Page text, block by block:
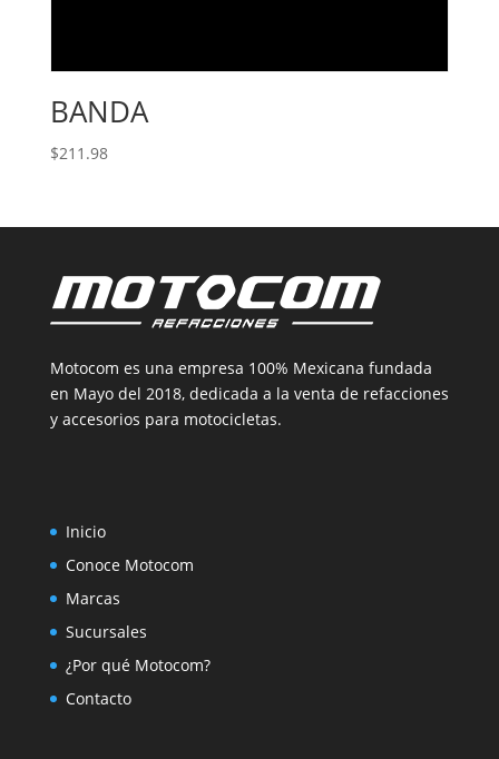
BANDA
$211.98
Motocom es una empresa 100% Mexicana fundada
en Mayo del 2018, dedicada a la venta de refacciones
y accesorios para motocicletas.
Inicio
Conoce Motocom
Marcas
Sucursales
¿Por qué Motocom?
Contacto